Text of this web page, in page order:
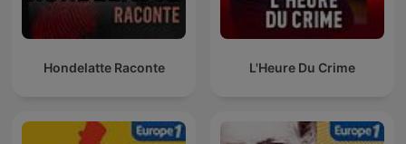
Hondelatte Raconte L'Heure Du Crime